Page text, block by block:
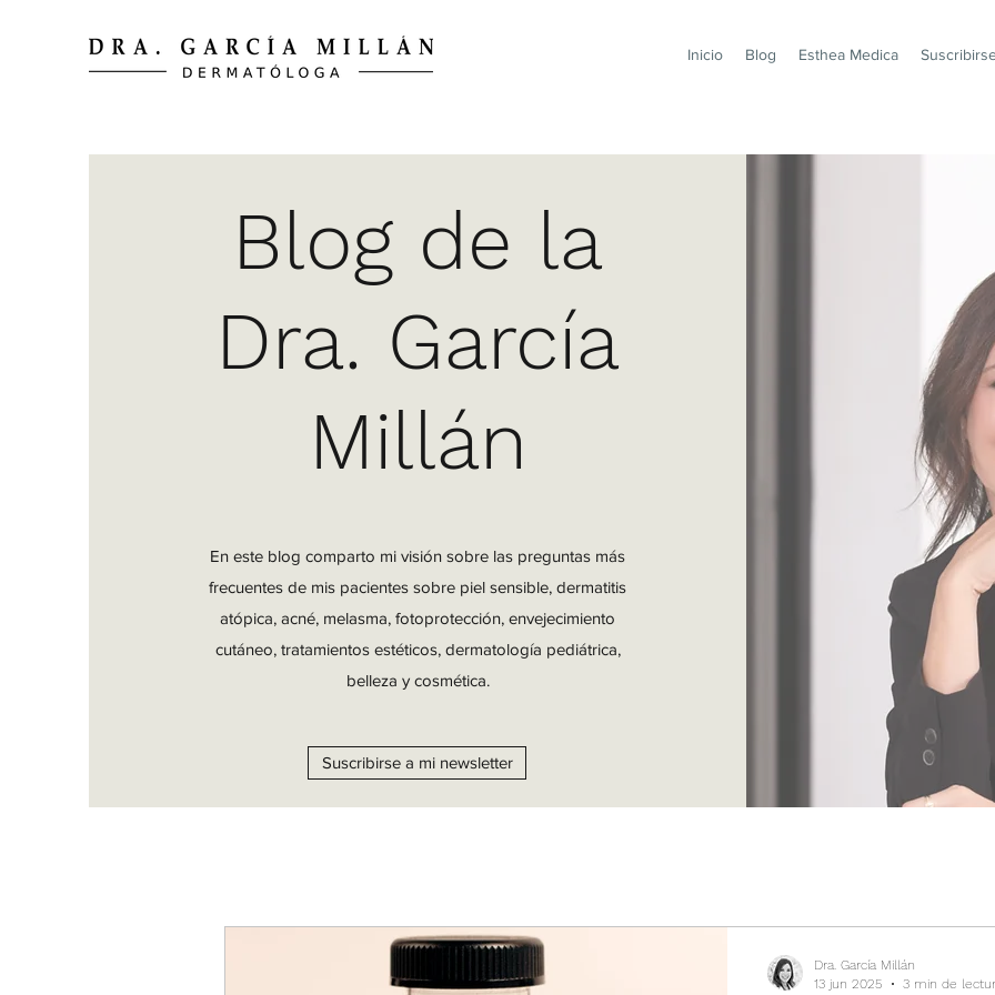
Inicio Blog Esthea Medica
Blog de la
Dra. García
Millán
En este blog comparto mi visión sobre las preguntas más
frecuentes de mis pacientes sobre piel sensible, dermatitis
atópica, acné, melasma, fotoprotección, envejecimiento
cutáneo, tratamientos estéticos, dermatología pediátrica,
belleza y cosmética.
Suscribirse a mi newsletter
Dra. García Millán
13 jun 2025
3 min de